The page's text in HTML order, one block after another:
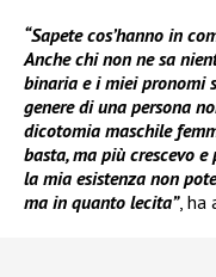
“Sapete cos’hanno in
Anche chi non ne sa
binaria e i miei pronomi
genere di una persona
dicotomia maschile
basta, ma più crescevo e
la mia esistenza non
ma in quanto lecita”, ha